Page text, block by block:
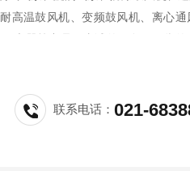
高温鼓风机、变频鼓风机、离心
尘器等产品；真诚的服务，可靠的
联系电话：021-